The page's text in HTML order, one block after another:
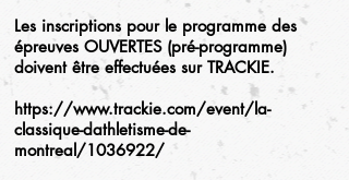
Les inscriptions pour le programme des
épreuves OUVERTES (pré-programme)
doivent être effectuées sur TRACKIE.
https://www.trackie.com/event/la-
classique-dathletisme-de-
montreal/1036922/